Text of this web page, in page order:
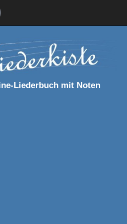
Liederbuch mit Noten